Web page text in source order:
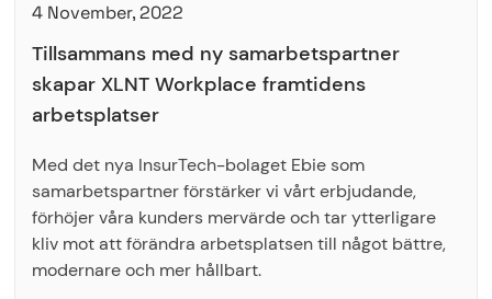
4 November, 2022
Tillsammans med ny samarbetspartner
skapar XLNT Workplace framtidens
arbetsplatser
Med det nya InsurTech-bolaget Ebie som
samarbetspartner förstärker vi vårt erbjudande,
förhöjer våra kunders mervärde och tar ytterligare
kliv mot att förändra arbetsplatsen till något bättre,
modernare och mer hållbart.